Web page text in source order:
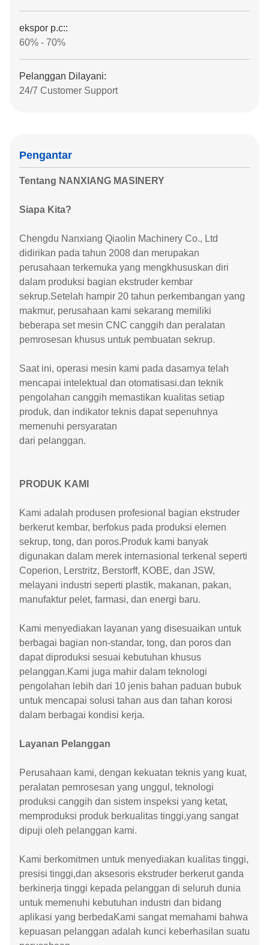
ekspor p.c::
60% - 70%
Pelanggan Dilayani:
24/7 Customer Support
Pengantar
Tentang NANXIANG MASINERY
Siapa Kita?
Chengdu Nanxiang Qiaolin Machinery Co., Ltd
didirikan pada tahun 2008 dan merupakan
perusahaan terkemuka yang mengkhususkan diri
dalam produksi bagian ekstruder kembar
sekrup.Setelah hampir 20 tahun perkembangan yang
makmur, perusahaan kami sekarang memiliki
beberapa set mesin CNC canggih dan peralatan
pemrosesan khusus untuk pembuatan sekrup.
Saat ini, operasi mesin kami pada dasarnya telah
mencapai intelektual dan otomatisasi.dan teknik
pengolahan canggih memastikan kualitas setiap
produk, dan indikator teknis dapat sepenuhnya
memenuhi persyaratan
dari pelanggan.
PRODUK KAMI
Kami adalah produsen profesional bagian ekstruder
berkerut kembar, berfokus pada produksi elemen
sekrup, tong, dan poros.Produk kami banyak
digunakan dalam merek internasional terkenal seperti
Coperion, Lerstritz, Berstorff, KOBE, dan JSW,
melayani industri seperti plastik, makanan, pakan,
manufaktur pelet, farmasi, dan energi baru.
Kami menyediakan layanan yang disesuaikan untuk
berbagai bagian non-standar, tong, dan poros dan
dapat diproduksi sesuai kebutuhan khusus
pelanggan.Kami juga mahir dalam teknologi
pengolahan lebih dari 10 jenis bahan paduan bubuk
untuk mencapai solusi tahan aus dan tahan korosi
dalam berbagai kondisi kerja.
Layanan Pelanggan
Perusahaan kami, dengan kekuatan teknis yang kuat,
peralatan pemrosesan yang unggul, teknologi
produksi canggih dan sistem inspeksi yang ketat,
memproduksi produk berkualitas tinggi,yang sangat
dipuji oleh pelanggan kami.
Kami berkomitmen untuk menyediakan kualitas tinggi,
presisi tinggi,dan aksesoris ekstruder berkerut ganda
berkinerja tinggi kepada pelanggan di seluruh dunia
untuk memenuhi kebutuhan industri dan bidang
aplikasi yang berbedaKami sangat memahami bahwa
kepuasan pelanggan adalah kunci keberhasilan suatu